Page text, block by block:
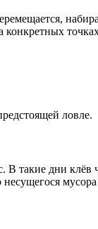
ловле.
такие дни клёв